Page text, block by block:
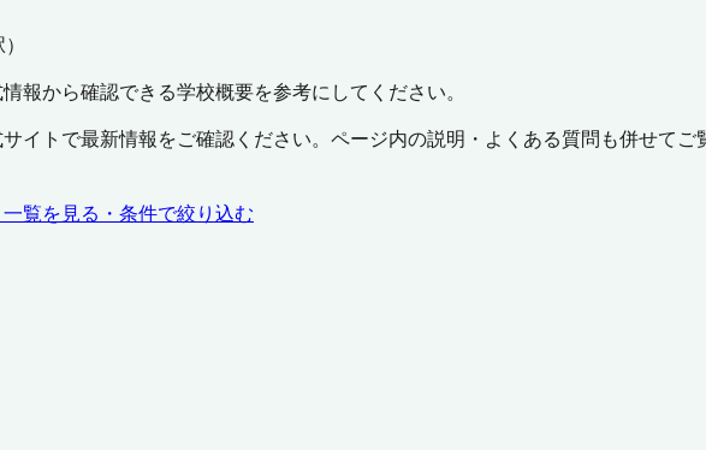
）
報から確認できる学校概要を参考にしてください。
イトで最新情報をご確認ください。ページ内の説明・よくある質問も併せてご
覧を見る・条件で絞り込む